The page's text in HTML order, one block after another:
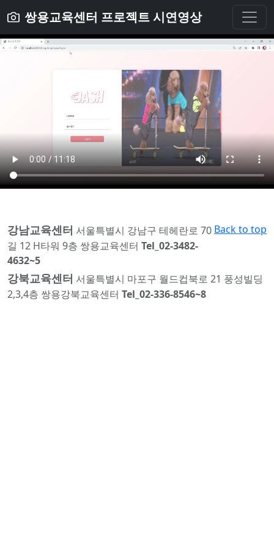
쌍용교육센터 프로젝트 시연영상
Back to top
강남교육센터 서울특별시 강남구 테헤란로 70
길 12 H타워 9층 쌍용교육센터 Tel_02-3482-
4632~5
강북교육센터 서울특별시 마포구 월드컵북로 21 풍성빌딩
2,3,4층 쌍용강북교육센터 Tel_02-336-8546~8